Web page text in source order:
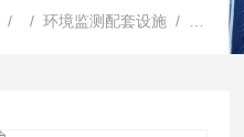
/ /环境监测配套设施 / 采样时间和采样频率的确定